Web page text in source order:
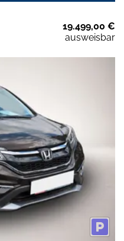
19.499,00 €
ausweisbar